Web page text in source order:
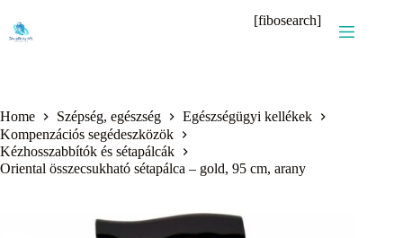
content
[fibosearch]
Home Szépség, egészség
Egészségügyi kellékek
Kompenzációs segédeszközök
Kézhosszabbítók és sétapálcák
Oriental összecsukható sétapálca – gold, 95 cm, arany